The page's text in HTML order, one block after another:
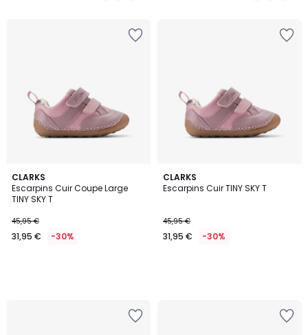
CLARKS
Escarpins Cuir Coupe Large
TINY SKY T
45,95 €
31,95 € -30%
CLARKS
Escarpins Cuir TINY SKY T
45,95 €
31,95 € -30%